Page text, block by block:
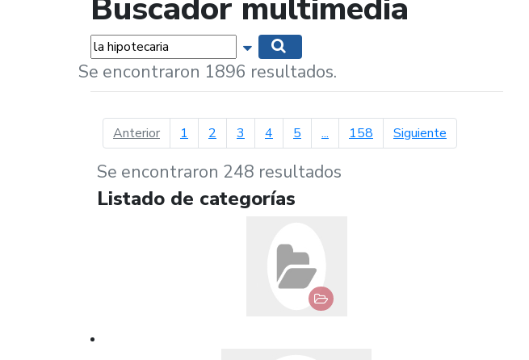
Buscador multimedia
Palabras... Mostrar opciones de búsqueda
Se encontraron 1896 resultados.
Anteriorpágina anterior
1 2 3 4 5 ... 158 Siguientepágina siguiente
Se encontraron 248 resultados
Listado de categorías